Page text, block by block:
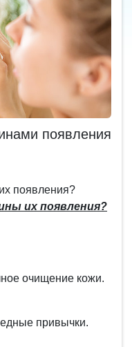
появления
появления?
их появления?
очищение кожи.
привычки.